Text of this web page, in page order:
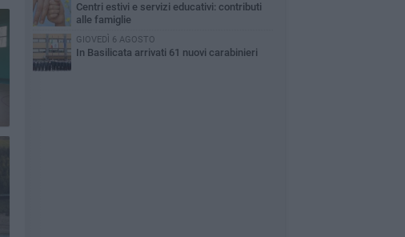
Centri estivi e servizi educativi: contributi
alle famiglie
GIOVEDÌ 6 AGOSTO
In Basilicata arrivati 61 nuovi carabinieri